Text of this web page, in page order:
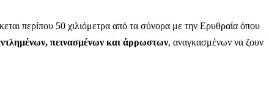
περίπου 50 χιλιόμετρα από τα σύνορα με την Ερυθραία όπου
πεινασμένων και άρρωστων, αναγκασμένων να ζουν